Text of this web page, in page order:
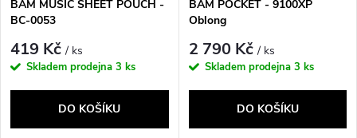
BAM MUSIC SHEET POUCH -
BC-0053
419 Kč/ ks
Skladem prodejna 3 ks
DO KOŠÍKU
BAM POCKET - 9100XP
Oblong
2 790 Kč/ ks
Skladem prodejna 3 ks
DO KOŠÍKU